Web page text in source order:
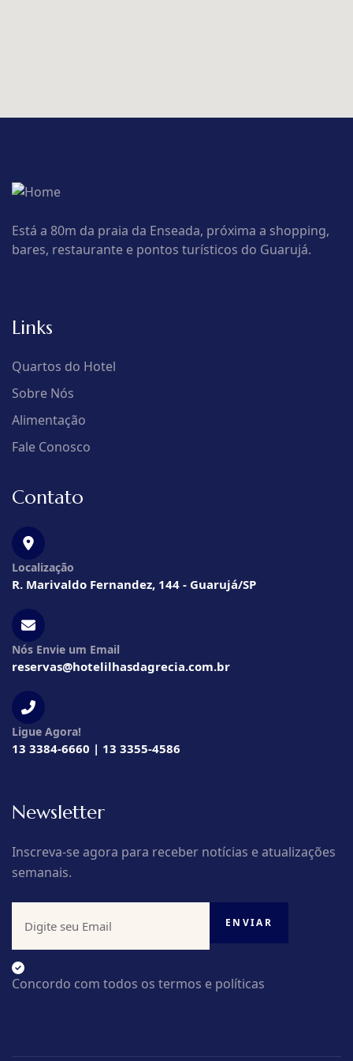
Está a 80m da praia da Enseada, próxima a shopping,
bares, restaurante e pontos turísticos do Guarujá.
Links
Quartos do Hotel
Sobre Nós
Alimentação
Fale Conosco
Contato
Localização
R. Marivaldo Fernandez, 144 - Guarujá/SP
Nós Envie um Email
reservas@hotelilhasdagrecia.com.br
Ligue Agora!
13 3384-6660 | 13 3355-4586
Newsletter
Inscreva-se agora para receber notícias e atualizações
semanais.
Concordo com todos os termos e políticas